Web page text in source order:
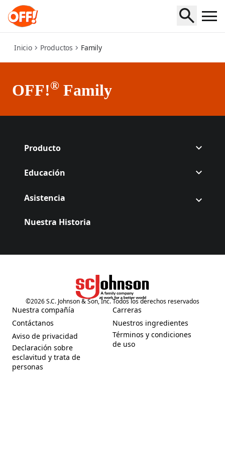
skinly-by-off
Inicio Productos Family
OFF!® Family
Producto
Educación
Asistencia
Nuestra Historia
(Opens in a new tab)
©2026S.C. Johnson & Son, Inc. Todos los derechos reservados
Nuestra compañía
(Opens in a new tab)
Contáctanos
(Opens in a new tab)
Aviso de privacidad
(Opens in a new tab)
Declaración sobre
esclavitud y trata de
personas
(Opens in a new tab)
Carreras
(Opens in a new tab)
Nuestros ingredientes
(Opens in a new tab)
Términos y condiciones
de uso
(Opens in a new tab)